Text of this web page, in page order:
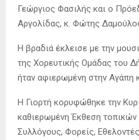
Γεώργιος Φασιλής και ο
Αργολίδας, κ. Φώτης Δαμούλος
Η βραδιά έκλεισε με την
της Χορευτικής Ομάδας του
ήταν αφιερωμένη στην Αγάπη
Η Γιορτή κορυφώθηκε την
καθιερωμένη Έκθεση
Συλλόγους, Φορείς,